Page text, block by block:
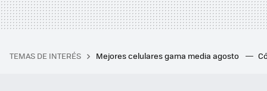
TEMAS DE INTERÉS Mejores celulares gama media agosto